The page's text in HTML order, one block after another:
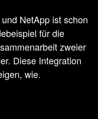
NetApp ist schon
für die
zweier
Diese Integration
wie.